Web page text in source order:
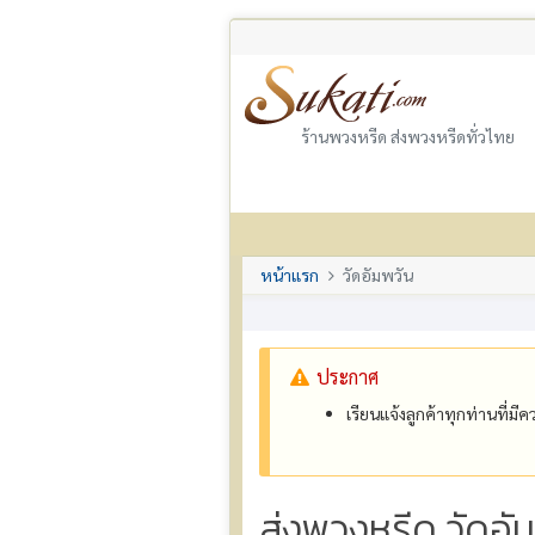
ร้านพวงหรีด ส่งพวงหรีดทั่วไทย
หน้าแรก วัดอัมพวัน
ประกาศ
เรียนแจ้งลูกค้าทุกท่านที่มีค